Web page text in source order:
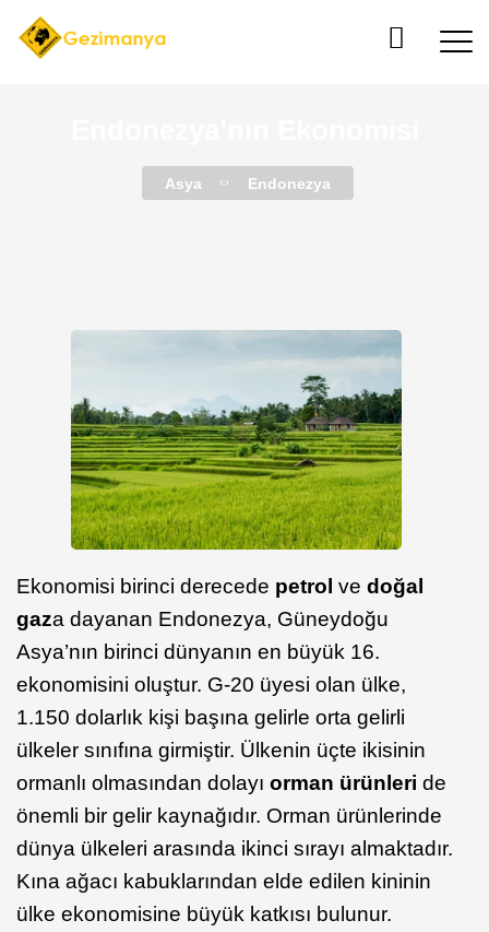
Asya Endonezya
Ekonomisi birinci derecede petrol ve doğal
gaza dayanan Endonezya, Güneydoğu
Asya’nın birinci dünyanın en büyük 16.
ekonomisini oluştur. G-20 üyesi olan ülke,
1.150 dolarlık kişi başına gelirle orta gelirli
ülkeler sınıfına girmiştir. Ülkenin üçte ikisinin
ormanlı olmasından dolayı orman ürünleri de
önemli bir gelir kaynağıdır. Orman ürünlerinde
dünya ülkeleri arasında ikinci sırayı almaktadır.
Kına ağacı kabuklarından elde edilen kininin
ülke ekonomisine büyük katkısı bulunur.